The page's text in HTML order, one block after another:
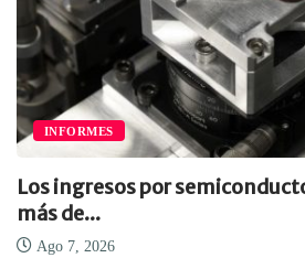
INFORMES
Los ingresos por
más de...
Ago 7, 2026